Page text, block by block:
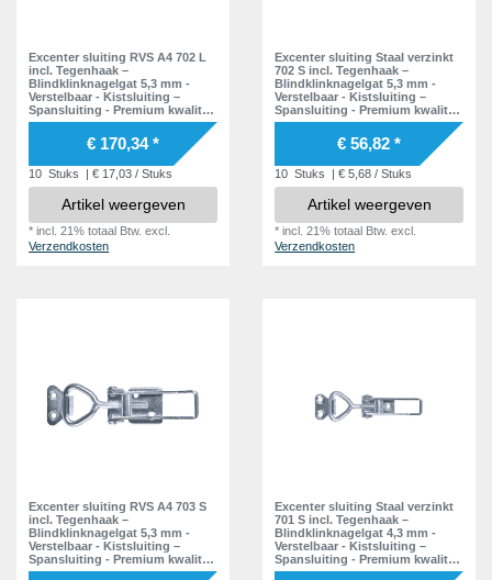
Excenter sluiting RVS A4 702 L
incl. Tegenhaak –
Blindklinknagelgat 5,3 mm -
Verstelbaar - Kistsluiting –
Spansluiting - Premium kwaliteit
- Inclusief Tegenstuk
€ 170,34 *
10 Stuks | € 17,03 / Stuks
Artikel weergeven
*incl. 21% totaal Btw. excl.
Verzendkosten
Excenter sluiting Staal verzinkt
702 S incl. Tegenhaak –
Blindklinknagelgat 5,3 mm -
Verstelbaar - Kistsluiting –
Spansluiting - Premium kwaliteit
- Inclusief Tegenstuk
€ 56,82 *
10 Stuks | € 5,68 / Stuks
Artikel weergeven
*incl. 21% totaal Btw. excl.
Verzendkosten
Excenter sluiting RVS A4 703 S
incl. Tegenhaak –
Blindklinknagelgat 5,3 mm -
Verstelbaar - Kistsluiting –
Spansluiting - Premium kwaliteit
- Inclusief Tegenstuk
Excenter sluiting Staal verzinkt
701 S incl. Tegenhaak –
Blindklinknagelgat 4,3 mm -
Verstelbaar - Kistsluiting –
Spansluiting - Premium kwaliteit
- Inclusief Tegenstuk